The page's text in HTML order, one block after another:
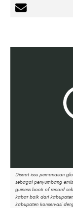
Disaat issu pemanasan
sebagai penyumbang
guiness book of record
kabar baik dari
kabupaten konservasi